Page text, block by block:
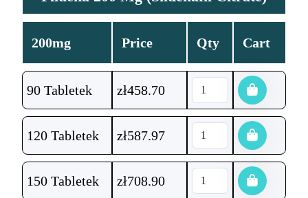
200mg Price Qty Cart
90 Tabletek zł458.70
120 Tabletek zł587.97
150 Tabletek zł708.90